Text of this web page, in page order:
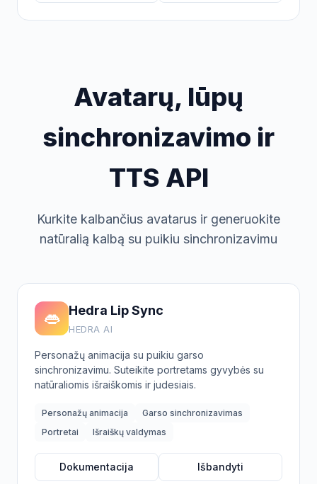
Avatarų, lūpų
sinchronizavimo ir
TTS API
Kurkite kalbančius avatarus ir generuokite
natūralią kalbą su puikiu sinchronizavimu
👄 Hedra Lip Sync
HEDRA AI
Personažų animacija su puikiu garso
sinchronizavimu. Suteikite portretams gyvybės su
natūraliomis išraiškomis ir judesiais.
Personažų animacija
Garso sinchronizavimas
Portretai
Išraiškų valdymas
Dokumentacija Išbandyti